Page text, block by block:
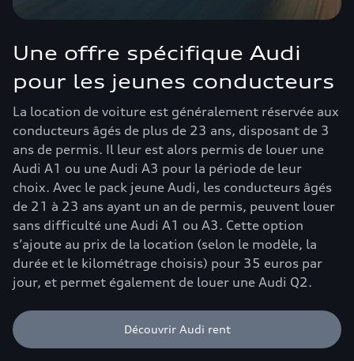
Une offre spécifique Audi
pour les jeunes conducteurs
La location de voiture est généralement réservée aux
conducteurs âgés de plus de 23 ans, disposant de 3
ans de permis. Il leur est alors permis de louer une
Audi A1 ou une Audi A3 pour la période de leur
choix. Avec le pack jeune Audi, les conducteurs âgés
de 21 à 23 ans ayant un an de permis, peuvent louer
sans difficulté une Audi A1 ou A3. Cette option
s’ajoute au prix de la location (selon le modèle, la
durée et le kilométrage choisis) pour 35 euros par
jour, et permet également de louer une Audi Q2.
Découvrir Audi rent